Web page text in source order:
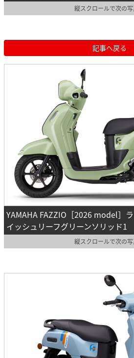
縦スクロールで次の
記事へ戻る
YAMAHA FAZZIO［2026 model］
イッシュリーフグリーンソリッド1
縦スクロールで次の